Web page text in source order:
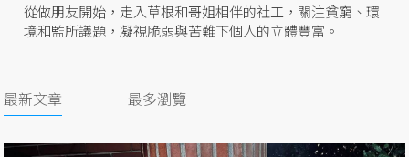
從做朋友開始，走入草根和哥姐相伴的社工，關注貧窮、環
境和監所議題，凝視脆弱與苦難下個人的立體豐富。
最新文章 最多瀏覽